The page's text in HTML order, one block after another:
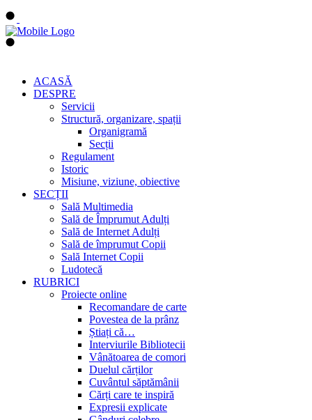
ACASĂ
DESPRE
Servicii
Structură, organizare, spații
Organigramă
Secții
Regulament
Istoric
Misiune, viziune, obiective
SECȚII
Sală Multimedia
Sală de Împrumut Adulți
Sală de Internet Adulți
Sală de împrumut Copii
Sală Internet Copii
Ludotecă
RUBRICI
Proiecte online
Recomandare de carte
Povestea de la prânz
Știați că…
Interviurile Bibliotecii
Vânătoarea de comori
Duelul cărților
Cuvântul săptămânii
Cărți care te inspiră
Expresii explicate